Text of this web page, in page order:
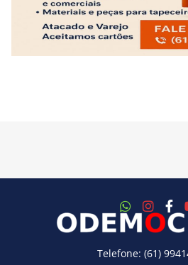
Telefone: (61)